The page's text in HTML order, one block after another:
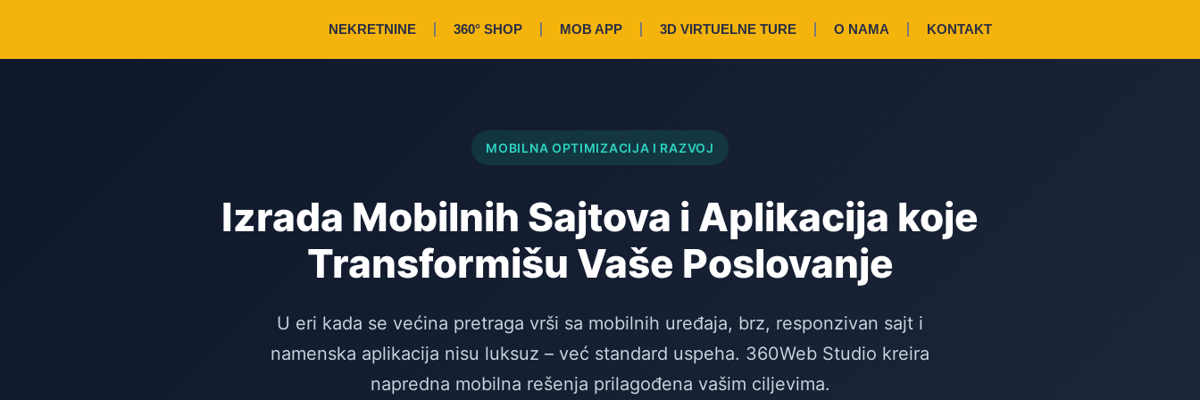
NEKRETNINE 360° SHOP MOB APP 3D VIRTUELNE TURE O NAMA KONTAKT
MOBILNA OPTIMIZACIJA I RAZVOJ
Izrada Mobilnih Sajtova i Aplikacija koje
Transformišu Vaše Poslovanje
U eri kada se većina pretraga vrši sa mobilnih uređaja, brz, responzivan sajt i
namenska aplikacija nisu luksuz – već standard uspeha. 360Web Studio kreira
napredna mobilna rešenja prilagođena vašim ciljevima.